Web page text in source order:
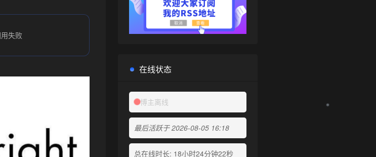
失败
在线状态
博主离线
最后活跃于 2026-08-05 16:18
总在线时长: 18小时24分钟22秒